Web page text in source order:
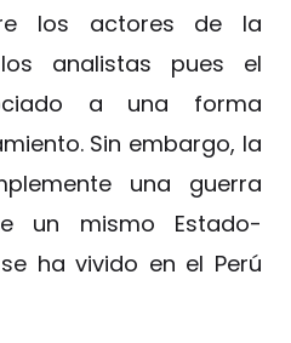
los actores de la
analistas pues el
a una forma
Sin embargo, la
una guerra
un mismo Estado-
ha vivido en el Perú